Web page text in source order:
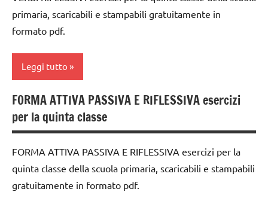
MONTESSORI
GUIDA
DIDATTICA
WALDORF
LINGUAGGIO
LINGUAGGIO
MONTESSORI
materiale
didattico
didattico
PER ETA'
TUTTI GLI
dai
6
anni
DOWNLOAD
italiano
LINGUAGGIO
didattico
TUTTI GLI
primaria, scaricabili e stampabili gratuitamente in
formato pdf.
Leggi tutto
classe
5a
6
anni
DOWNLOAD
FORMA ATTIVA PASSIVA E RIFLESSIVA esercizi
per la quinta classe
FORMA ATTIVA PASSIVA E RIFLESSIVA esercizi per la
quinta classe della scuola primaria, scaricabili e stampabili
gratuitamente in formato pdf.